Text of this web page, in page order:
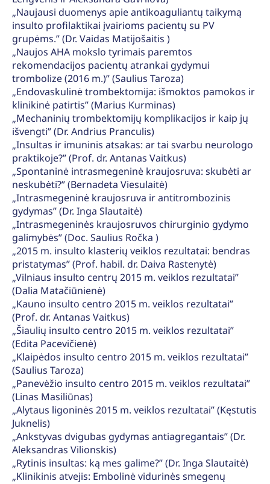
„Naujausi duomenys apie antikoaguliantų taikymą
insulto profilaktikai įvairioms pacientų su PV
grupėms.” (Dr. Vaidas Matijošaitis )
„Naujos AHA mokslo tyrimais paremtos
rekomendacijos pacientų atrankai gydymui
trombolize (2016 m.)” (Saulius Taroza)
„Endovaskulinė trombektomija: išmoktos pamokos ir
klinikinė patirtis” (Marius Kurminas)
„Mechaninių trombektomijų komplikacijos ir kaip jų
išvengti” (Dr. Andrius Pranculis)
„Insultas ir imuninis atsakas: ar tai svarbu neurologo
praktikoje?” (Prof. dr. Antanas Vaitkus)
„Spontaninė intrasmegeninė kraujosruva: skubėti ar
neskubėti?” (Bernadeta Viesulaitė)
„Intrasmegeninė kraujosruva ir antitrombozinis
gydymas” (Dr. Inga Slautaitė)
„Intrasmegeninės kraujosruvos chirurginio gydymo
galimybės” (Doc. Saulius Ročka )
„2015 m. insulto klasterių veiklos rezultatai: bendras
pristatymas” (Prof. habil. dr. Daiva Rastenytė)
„Vilniaus insulto centrų 2015 m. veiklos rezultatai”
(Dalia Matačiūnienė)
„Kauno insulto centro 2015 m. veiklos rezultatai”
(Prof. dr. Antanas Vaitkus)
„Šiaulių insulto centro 2015 m. veiklos rezultatai”
(Edita Pacevičienė)
„Klaipėdos insulto centro 2015 m. veiklos rezultatai”
(Saulius Taroza)
„Panevėžio insulto centro 2015 m. veiklos rezultatai”
(Linas Masiliūnas)
„Alytaus ligoninės 2015 m. veiklos rezultatai” (Kęstutis
Juknelis)
„Ankstyvas dvigubas gydymas antiagregantais” (Dr.
Aleksandras Vilionskis)
„Rytinis insultas: ką mes galime?” (Dr. Inga Slautaitė)
„Klinikinis atvejis: Embolinė vidurinės smegenų